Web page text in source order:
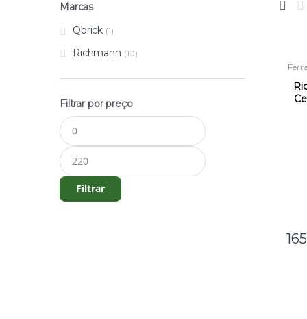
Marcas
Qbrick (1)
Richmann (10)
Filtrar por preço
Preço
mínimo
Preço
máximo
Filtrar